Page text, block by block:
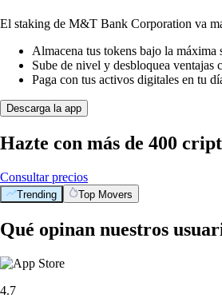
El staking de M&T Bank Corporation va
Almacena tus tokens bajo la máxima
Sube de nivel y desbloquea ventajas
Paga con tus activos digitales en tu
Descarga la app
Hazte con más de 400
Consultar precios
Trending Top Movers
Qué opinan nuestros
4.7